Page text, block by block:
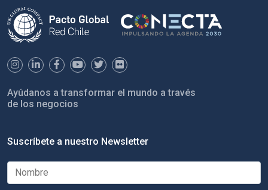
Ayúdanos a transformar el mundo a través
de los negocios
Suscríbete a nuestro Newsletter